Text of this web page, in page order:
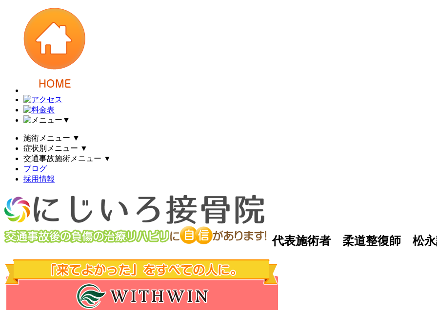
▼
施術メニュー ▼
症状別メニュー ▼
交通事故施術メニュー ▼
ブログ
採用情報
代表施術者 柔道整復師 松永